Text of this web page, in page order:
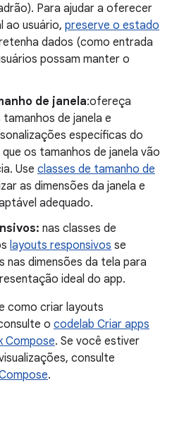
Para ajudar a oferecer
ao usuário, preserve o estado
dados (como entrada
possam manter o
de janela:ofereça
de janela e
específicas do
os tamanhos de janela vão
Use classes de tamanho de
as dimensões da janela e
adequado.
nas classes de
layouts responsivos se
nas dimensões da tela para
ideal do app.
como criar layouts
o codelab Criar apps
Compose. Se você estiver
consulte
.